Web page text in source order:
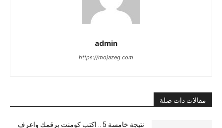
admin
https://mojazeg.com
مقالات ذات صلة
نتيجة خامسة 5 .. اكتب كومنت برقمك واعرف